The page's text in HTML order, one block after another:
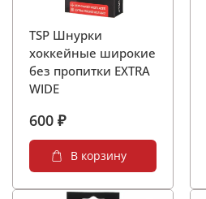
TSP Шнурки
хоккейные широкие
без пропитки EXTRA
WIDE
600 ₽
В корзину